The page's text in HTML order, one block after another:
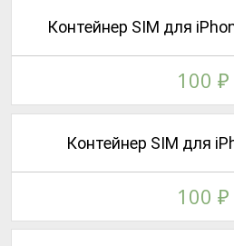
Контейнер SIM для
100 ₽
Контейнер SIM для
100 ₽